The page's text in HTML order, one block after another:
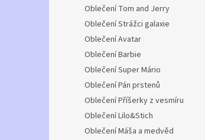
Oblečení Tom and Jerry
Oblečení Strážci galaxie
Oblečení Avatar
Oblečení Barbie
Oblečení Super Mário
Oblečení Pán prstenů
Oblečení Příšerky z vesmíru
Oblečení Lilo&Stich
Oblečení Máša a medvěd